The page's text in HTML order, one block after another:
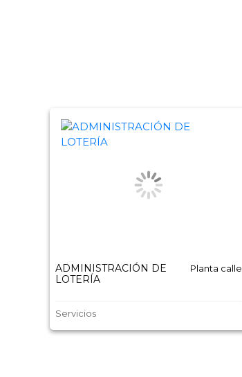
ADMINISTRACIÓN DE
LOTERÍA
Planta calle
Servicios